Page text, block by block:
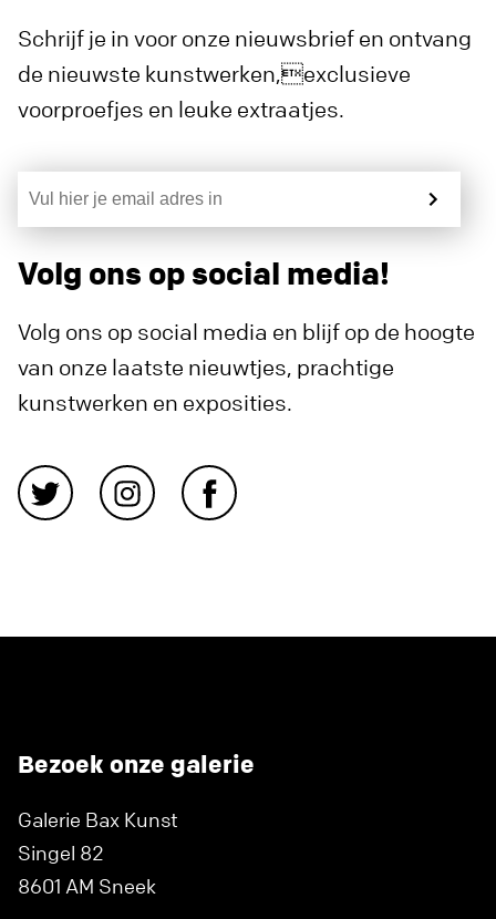
Schrijf je in voor onze nieuwsbrief en ontvang
de nieuwste kunstwerken,exclusieve
voorproefjes en leuke extraatjes.
Volg ons op social media!
Volg ons op social media en blijf op de hoogte
van onze laatste nieuwtjes, prachtige
kunstwerken en exposities.
Bezoek onze galerie
Galerie Bax Kunst
Singel 82
8601 AM Sneek